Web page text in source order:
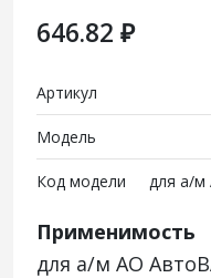
646.82 ₽
Артикул
Модель
Код модели для а/м
Применимость
для а/м АО